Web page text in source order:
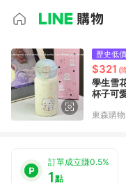
歷史低價
$321 (
學生雪
杯子可
東森購
訂單成立賺0.5%
1點